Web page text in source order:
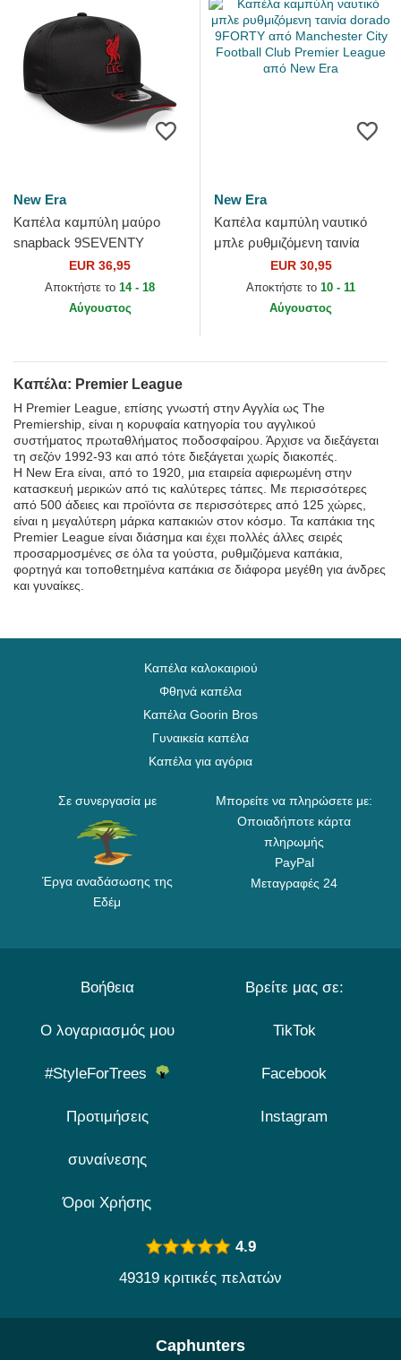
New Era
Καπέλα καμπύλη μαύρο
snapback 9SEVENTY
Stretch Snap Gradient από
Liverpool Football Club
EUR 36,95
Αποκτήστε το 14 - 18
Αύγουστος
New Era
Καπέλα καμπύλη ναυτικό
μπλε ρυθμιζόμενη ταινία
dorado 9FORTY από
Manchester City Football
EUR 30,95
Αποκτήστε το 10 - 11
Αύγουστος
Καπέλα: Premier League
Η Premier League, επίσης γνωστή στην Αγγλία ως The
Premiership, είναι η κορυφαία κατηγορία του αγγλικού
συστήματος πρωταθλήματος ποδοσφαίρου. Άρχισε να διεξάγεται
τη σεζόν 1992-93 και από τότε διεξάγεται χωρίς διακοπές.
Η New Era είναι, από το 1920, μια εταιρεία αφιερωμένη στην
κατασκευή μερικών από τις καλύτερες τάπες. Με περισσότερες
από 500 άδειες και προϊόντα σε περισσότερες από 125 χώρες,
είναι η μεγαλύτερη μάρκα καπακιών στον κόσμο. Τα καπάκια της
Premier League είναι διάσημα και έχει πολλές άλλες σειρές
προσαρμοσμένες σε όλα τα γούστα, ρυθμιζόμενα καπάκια,
φορτηγά και τοποθετημένα καπάκια σε διάφορα μεγέθη για άνδρες
και γυναίκες.
Καπέλα καλοκαιριού
Φθηνά καπέλα
Καπέλα Goorin Bros
Γυναικεία καπέλα
Καπέλα για αγόρια
Σε συνεργασία με
Έργα αναδάσωσης της
Εδέμ
Μπορείτε να πληρώσετε με:
Οποιαδήποτε κάρτα
πληρωμής
PayPal
Μεταγραφές 24
Βοήθεια
Ο λογαριασμός μου
#StyleForTrees
Προτιμήσεις
συναίνεσης
Όροι Χρήσης
Βρείτε μας σε:
TikTok
Facebook
Instagram
4.9
49319 κριτικές πελατών
Caphunters